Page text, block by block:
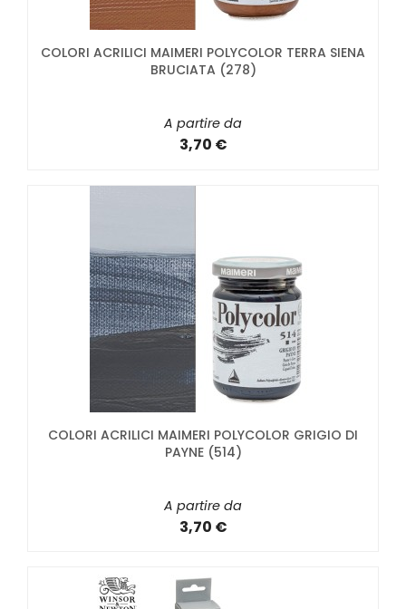
COLORI ACRILICI MAIMERI POLYCOLOR TERRA SIENA
BRUCIATA (278)
A partire da
3,70 €
COLORI ACRILICI MAIMERI POLYCOLOR GRIGIO DI
PAYNE (514)
A partire da
3,70 €